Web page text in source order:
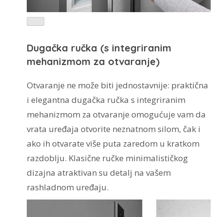
Dugačka ručka (s integriranim
mehanizmom za otvaranje)
Otvaranje ne može biti jednostavnije: praktična
i elegantna dugačka ručka s integriranim
mehanizmom za otvaranje omogućuje vam da
vrata uređaja otvorite neznatnom silom, čak i
ako ih otvarate više puta zaredom u kratkom
razdoblju. Klasične ručke minimalističkog
dizajna atraktivan su detalj na vašem
rashladnom uređaju.